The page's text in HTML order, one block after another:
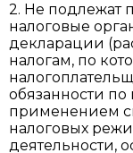
2. Не подлежат
налоговые
декларации
налогам, по
обязанности по
применением
налоговых
деятельности,